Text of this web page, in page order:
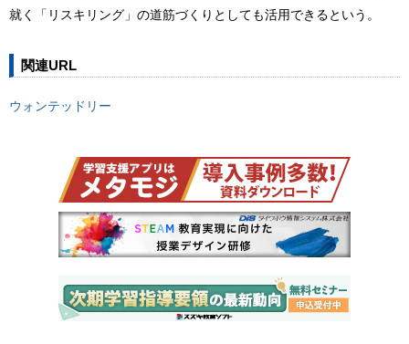
就く「リスキリング」の道筋づくりとしても活⽤できるという。
関連URL
ウォンテッドリー